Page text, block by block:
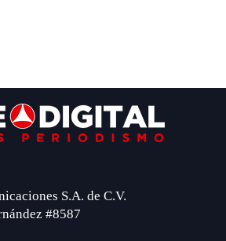
S.A. de C.V.
#8587